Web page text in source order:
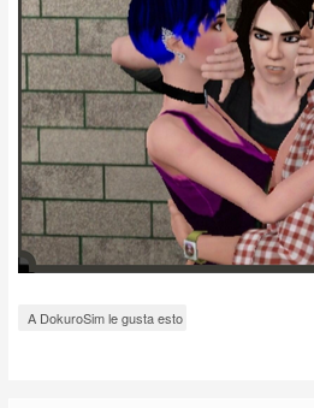
A DokuroSim le gusta esto